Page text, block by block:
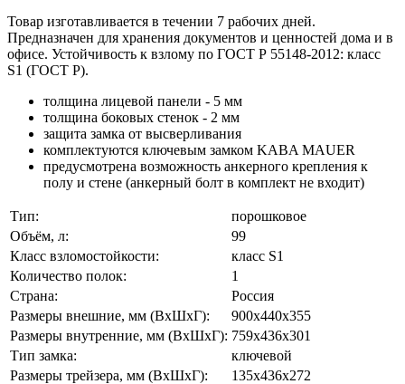
Товар изготавливается в течении 7 рабочих дней.
Предназначен для хранения документов и ценностей дома и в
офисе. Устойчивость к взлому по ГОСТ Р 55148-2012: класс
S1 (ГОСТ Р).
толщина лицевой панели - 5 мм
толщина боковых стенок - 2 мм
защита замка от высверливания
комплектуются ключевым замком KABA MAUER
предусмотрена возможность анкерного крепления к
полу и стене (анкерный болт в комплект не входит)
Тип:
порошковое
Объём, л:
99
Класс взломостойкости:
класс S1
Количество полок:
1
Страна:
Россия
Размеры внешние, мм (ВхШхГ):
900x440x355
Размеры внутренние, мм (ВхШхГ): 759x436x301
Тип замка:
ключевой
Размеры трейзера, мм (ВхШхГ):
135x436x272